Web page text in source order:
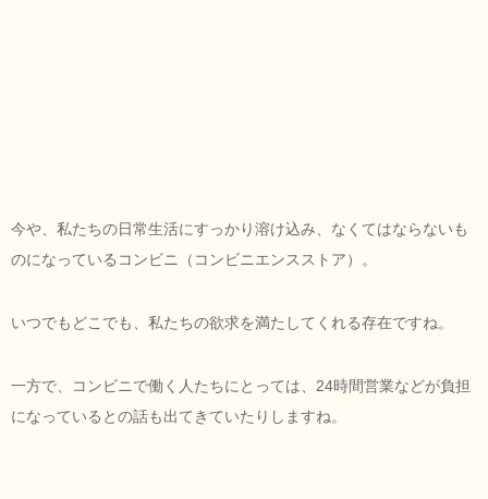
今や、私たちの日常生活にすっかり溶け込み、なくてはならないも
のになっているコンビニ（コンビニエンスストア）。
いつでもどこでも、私たちの欲求を満たしてくれる存在ですね。
一方で、コンビニで働く人たちにとっては、24時間営業などが負担
になっているとの話も出てきていたりしますね。